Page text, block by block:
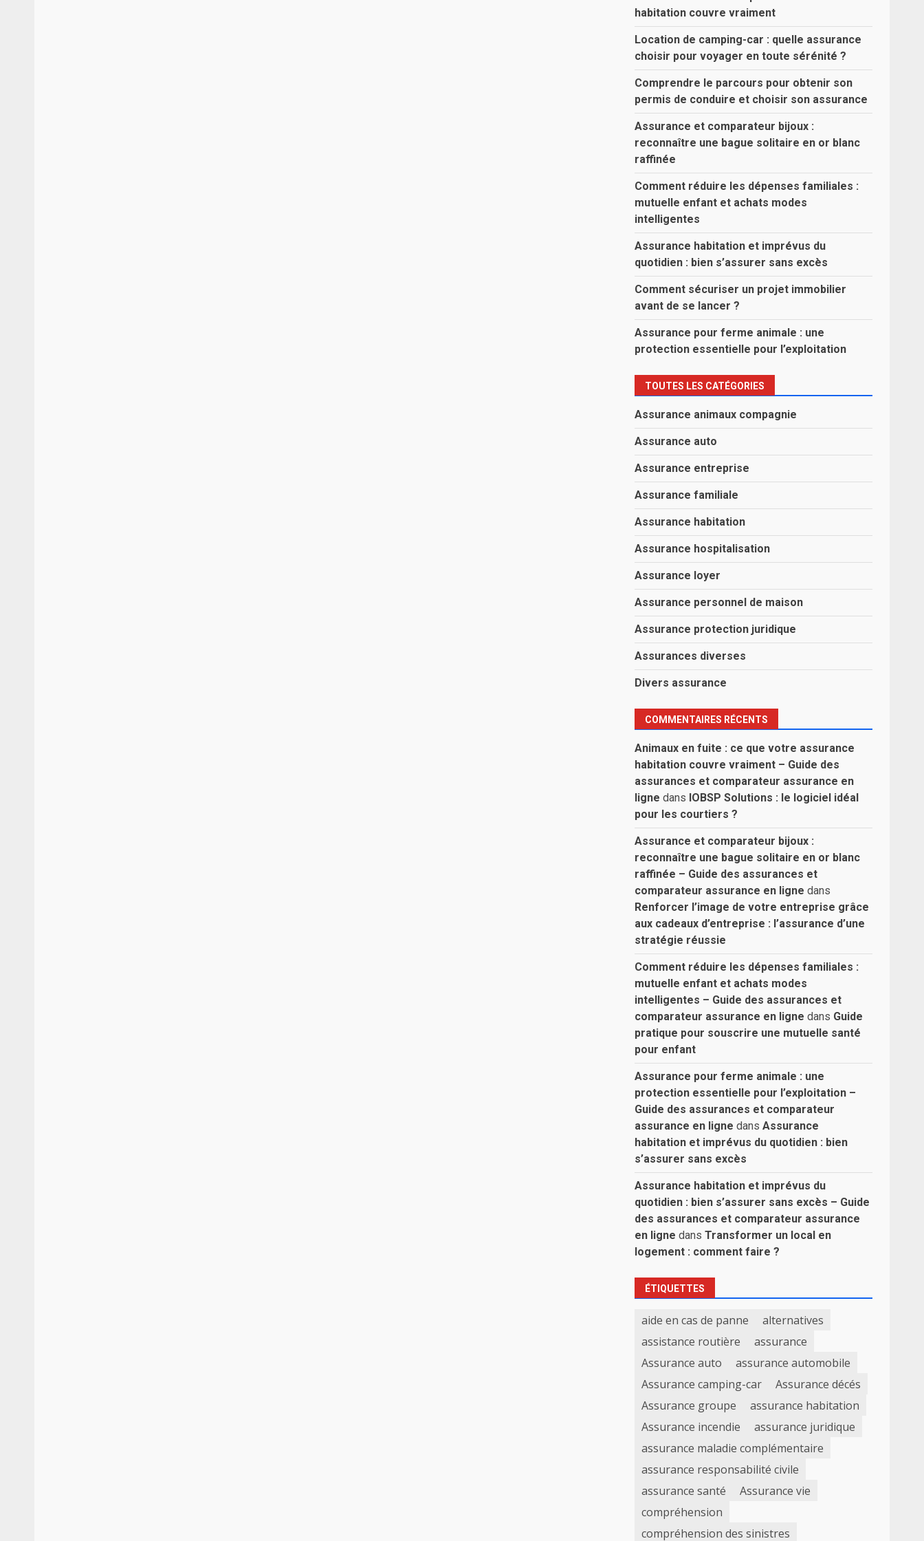
habitation couvre vraiment
Location de camping-car : quelle assurance
choisir pour voyager en toute sérénité ?
Comprendre le parcours pour obtenir son
permis de conduire et choisir son assurance
Assurance et comparateur bijoux :
reconnaître une bague solitaire en or blanc
raffinée
Comment réduire les dépenses familiales :
mutuelle enfant et achats modes
intelligentes
Assurance habitation et imprévus du
quotidien : bien s’assurer sans excès
Comment sécuriser un projet immobilier
avant de se lancer ?
Assurance pour ferme animale : une
protection essentielle pour l’exploitation
TOUTES LES CATÉGORIES
Assurance animaux compagnie
Assurance auto
Assurance entreprise
Assurance familiale
Assurance habitation
Assurance hospitalisation
Assurance loyer
Assurance personnel de maison
Assurance protection juridique
Assurances diverses
Divers assurance
COMMENTAIRES RÉCENTS
Animaux en fuite : ce que votre assurance
habitation couvre vraiment – Guide des
assurances et comparateur assurance en
ligne dans IOBSP Solutions : le logiciel idéal
pour les courtiers ?
Assurance et comparateur bijoux :
reconnaître une bague solitaire en or blanc
raffinée – Guide des assurances et
comparateur assurance en ligne dans
Renforcer l’image de votre entreprise grâce
aux cadeaux d’entreprise : l’assurance d’une
stratégie réussie
Comment réduire les dépenses familiales :
mutuelle enfant et achats modes
intelligentes – Guide des assurances et
comparateur assurance en ligne dans Guide
pratique pour souscrire une mutuelle santé
pour enfant
Assurance pour ferme animale : une
protection essentielle pour l’exploitation –
Guide des assurances et comparateur
assurance en ligne dansAssurance
habitation et imprévus du quotidien : bien
s’assurer sans excès
Assurance habitation et imprévus du
quotidien : bien s’assurer sans excès – Guide
des assurances et comparateur assurance
en ligne dansTransformer un local en
logement : comment faire ?
ÉTIQUETTES
aide en cas de panne
alternatives
assistance routière
assurance
Assurance auto
assurance automobile
Assurance camping-car
Assurance décés
Assurance groupe
assurance habitation
Assurance incendie
assurance juridique
assurance maladie complémentaire
assurance responsabilité civile
assurance santé
Assurance vie
compréhension
compréhension des sinistres